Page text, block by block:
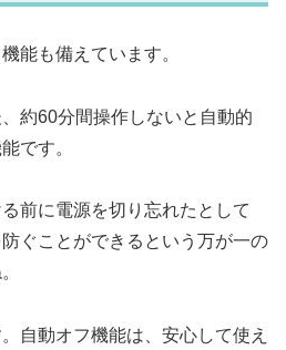
能も備えています。
約60分間操作しないと自動的
です。
前に電源を切り忘れたとして
ぐことができるという万が一の
自動オフ機能は、安心して使え